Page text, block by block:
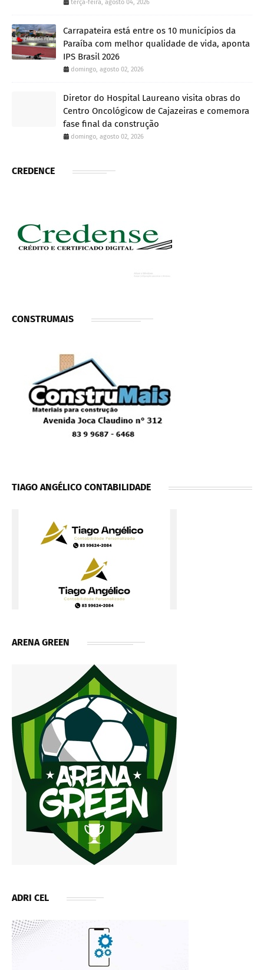
terça-feira, agosto 04, 2026
Carrapateira está entre os 10 municípios da
Paraíba com melhor qualidade de vida, aponta
IPS Brasil 2026
domingo, agosto 02, 2026
Diretor do Hospital Laureano visita obras do
Centro Oncológicow de Cajazeiras e comemora
fase final da construção
domingo, agosto 02, 2026
CREDENCE
CONSTRUMAIS
TIAGO ANGÉLICO CONTABILIDADE
ARENA GREEN
ADRI CEL